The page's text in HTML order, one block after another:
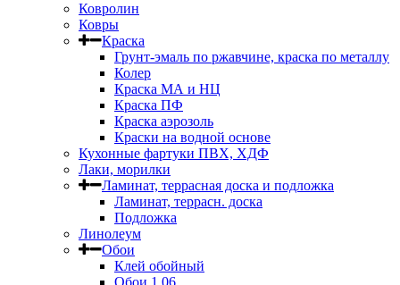
Ковролин
Ковры
Краска
Грунт-эмаль по ржавчине, краска по металлу
Колер
Краска МА и НЦ
Краска ПФ
Краска аэрозоль
Краски на водной основе
Кухонные фартуки ПВХ, ХДФ
Лаки, морилки
Ламинат, террасная доска и подложка
Ламинат, террасн. доска
Подложка
Линолеум
Обои
Клей обойный
Обои 1,06